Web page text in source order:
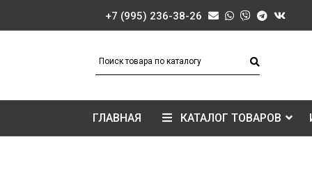
+7 (995) 236-38-26
ГЛАВНАЯ КАТАЛОГ ТОВАРОВ